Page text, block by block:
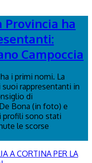
Provincia ha
Campoccia
i primi nomi. La
rappresentanti in
di
Bona (in foto) e
profili sono stati
le scorse